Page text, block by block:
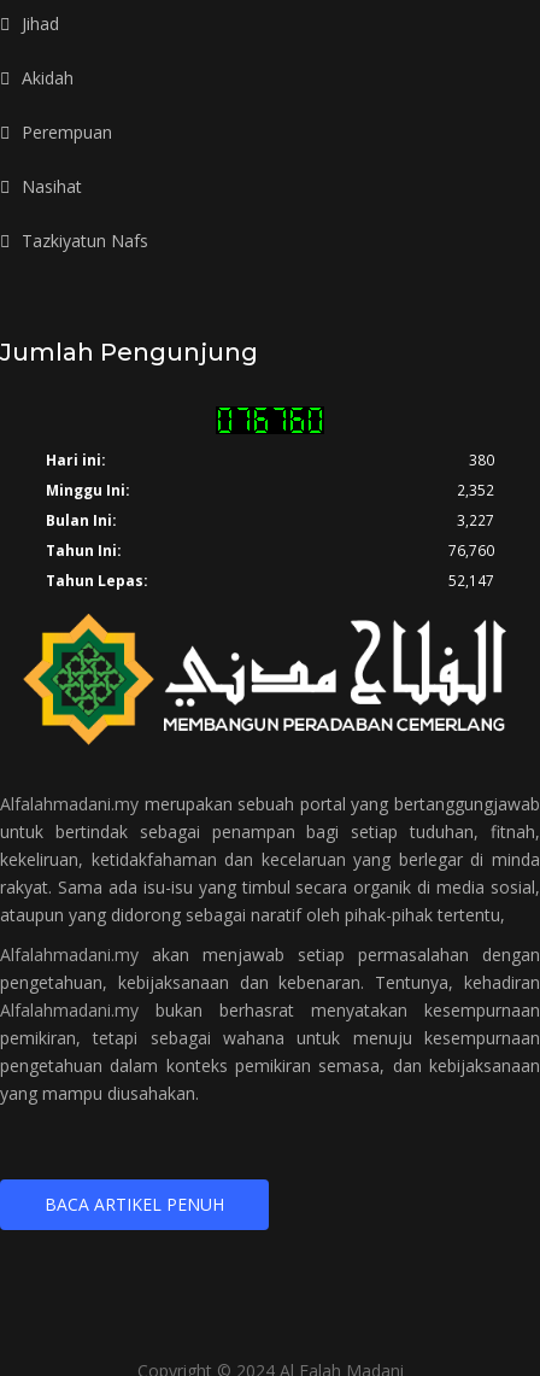
Jihad
Akidah
Perempuan
Nasihat
Tazkiyatun Nafs
Jumlah Pengunjung
Hari ini:
380
Minggu Ini:
2,352
Bulan Ini:
3,227
Tahun Ini:
76,760
Tahun Lepas:
52,147
Alfalahmadani.my merupakan sebuah portal yang bertanggungjawab
untuk bertindak sebagai penampan bagi setiap tuduhan, fitnah,
kekeliruan, ketidakfahaman dan kecelaruan yang berlegar di minda
rakyat. Sama ada isu-isu yang timbul secara organik di media sosial,
ataupun yang didorong sebagai naratif oleh pihak-pihak tertentu,
Alfalahmadani.my akan menjawab setiap permasalahan dengan
pengetahuan, kebijaksanaan dan kebenaran. Tentunya, kehadiran
Alfalahmadani.my bukan berhasrat menyatakan kesempurnaan
pemikiran, tetapi sebagai wahana untuk menuju kesempurnaan
pengetahuan dalam konteks pemikiran semasa, dan kebijaksanaan
yang mampu diusahakan.
BACA ARTIKEL PENUH
Copyright © 2024 Al Falah Madani